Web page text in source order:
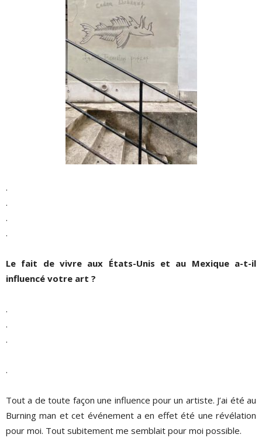
.
.
.
.
Le fait de vivre aux États-Unis et au Mexique a-t-il
influencé votre art ?
.
.
.
.
Tout a de toute façon une influence pour un artiste. J’ai été au
Burning man et cet événement a en effet été une révélation
pour moi. Tout subitement me semblait pour moi possible.